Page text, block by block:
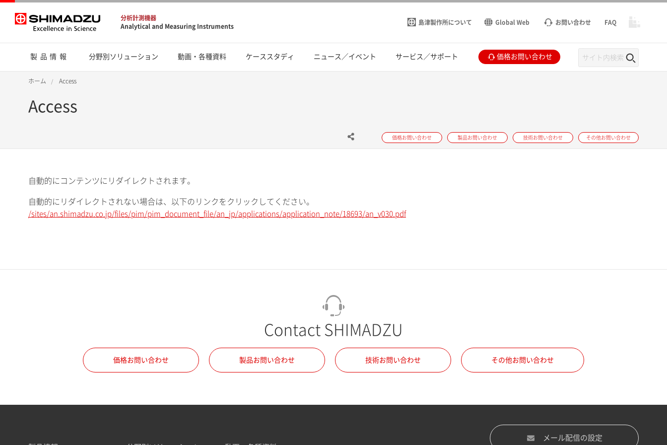
分析計測機器
Analytical and Measuring Instruments
島津製作所について Global Web お問い合わせ FAQ
製品情報 分野別ソリューション 動画・各種資料 ケーススタディ ニュース／イベント サービス／サポート 価格お問い合わせ
ホーム Access
Access
価格お問い合わせ 製品お問い合わせ 技術お問い合わせ その他お問い合わせ
自動的にコンテンツにリダイレクトされます。
自動的にリダイレクトされない場合は、以下のリンクをクリックしてください。
/sites/an.shimadzu.co.jp/files/pim/pim_document_file/an_jp/applications/application_note/18693/an_v030.pdf
Contact SHIMADZU
価格お問い合わせ 製品お問い合わせ 技術お問い合わせ その他お問い合わせ
メール配信の設定